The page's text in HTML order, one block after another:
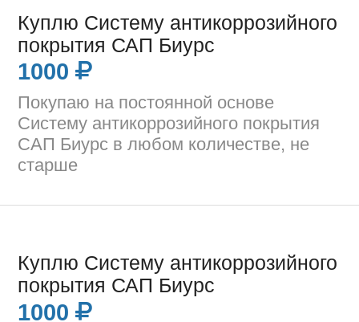
Куплю Систему антикоррозийного
покрытия САП Биурс
1000
Покупаю на постоянной основе
Систему антикоррозийного покрытия
САП Биурс в любом количестве, не
старше
Куплю Систему антикоррозийного
покрытия САП Биурс
1000